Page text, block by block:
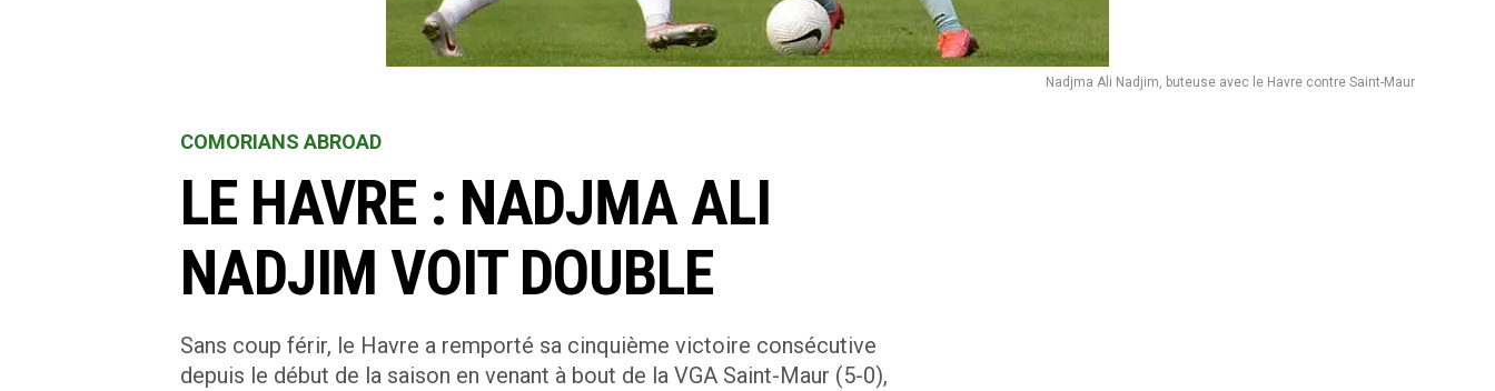
Nadjma Ali Nadjim, buteuse avec le Havre contre Saint-Maur
COMORIANS ABROAD
LE HAVRE : NADJMA ALI
NADJIM VOIT DOUBLE
Sans coup férir, le Havre a remporté sa cinquième victoire consécutive
depuis le début de la saison en venant à bout de la VGA Saint-Maur (5-0),